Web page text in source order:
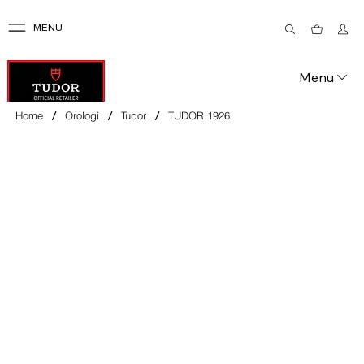
MENU
Menu
Home / Orologi / Tudor / TUDOR 1926